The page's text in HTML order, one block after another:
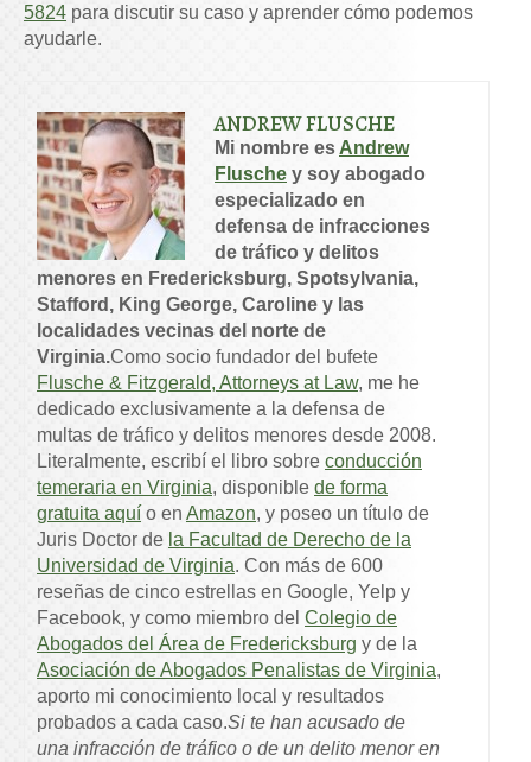
5824 para discutir su caso y aprender cómo podemos
ayudarle.
ANDREW FLUSCHE
Mi nombre es Andrew
Flusche y soy abogado
especializado en
defensa de infracciones
de tráfico y delitos
menores en Fredericksburg, Spotsylvania,
Stafford, King George, Caroline y las
localidades vecinas del norte de
Virginia.Como socio fundador del bufete
Flusche & Fitzgerald, Attorneys at Law, me he
dedicado exclusivamente a la defensa de
multas de tráfico y delitos menores desde 2008.
Literalmente, escribí el libro sobre conducción
temeraria en Virginia, disponible de forma
gratuita aquí o en Amazon, y poseo un título de
Juris Doctor de la Facultad de Derecho de la
Universidad de Virginia. Con más de 600
reseñas de cinco estrellas en Google, Yelp y
Facebook, y como miembro del Colegio de
Abogados del Área de Fredericksburg y de la
Asociación de Abogados Penalistas de Virginia,
aporto mi conocimiento local y resultados
probados a cada caso.Si te han acusado de
una infracción de tráfico o de un delito menor en